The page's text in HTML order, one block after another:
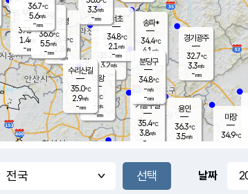
과천
35.2℃
3.2m/s
- mm
-mm
용인
36.3℃
3.5m/s
경기광주
32.7℃
3.3m/s
-mm
마장
34.9℃
의왕
- ℃
-m/s
-mm
mm
광명
36.4 ℃
2.8 m/s
-mm
부천
37.5℃
1.4m/s
-mm
구로
36.6℃
5.5m/s
-mm
송파*
34.4℃
4.1 m/s
-mm
서초
34.8℃
2.1 m/s
-mm
기흥구갈
35.4℃
3.8m/s
-
수리산길
35.0℃
2.9m/s
-mm
분당구
34.8℃
-m/s
-mm
36.7℃
5.6m/s
-mm
3.3m/s
-mm
날짜